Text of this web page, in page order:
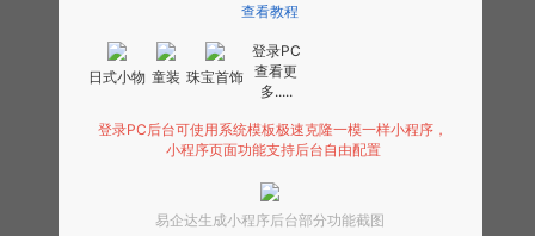
查看教程
日式小物 童装 珠宝首饰
登录PC
查看更
多.....
登录PC后台可使用系统模板极速克隆一模一样小程序，
小程序页面功能支持后台自由配置
易企达生成小程序后台部分功能截图